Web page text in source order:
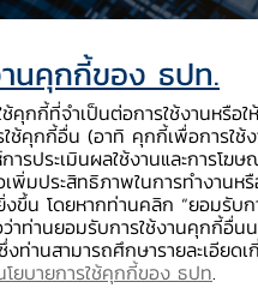
ลือ
านคุกกี้ของ ธปท.
คุกกี้ที่จำเป็นต่อการใช้งานหรือใ
ช้คุกกี้อื่น (อาทิ คุกกี้เพื่อการใช้
การประเมินผลใช้งานและการโฆ
พิ่มประสิทธิภาพในการทำงานหรื
งขึ้น โดยหากท่านคลิก “ยอมรับ
ว่าท่านยอมรับการใช้งานคุกกี้อื่
งท่านสามารถศึกษารายละเอียด
โยบายการใช้คุกกี้ของ ธปท.